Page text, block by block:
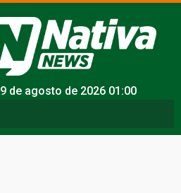
9 de agosto de 2026 01:00